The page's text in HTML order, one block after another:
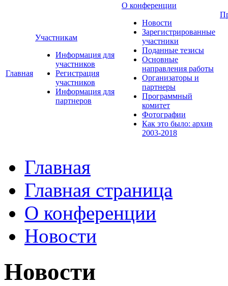
Главная
Участникам
Информация для
участников
Регистрация
участников
Информация для
партнеров
О конференции
Новости
Зарегистрированные
участники
Поданные тезисы
Основные
направления работы
Организаторы и
партнеры
Программный
комитет
Фотографии
Как это было: архив
2003-2018
Главная
Главная страница
О конференции
Новости
Новости